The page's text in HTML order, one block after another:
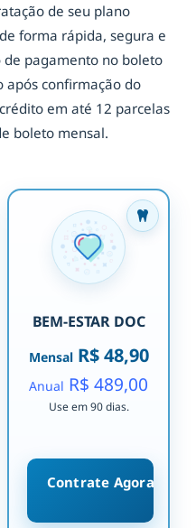
de seu plano
forma rápida, segura e
de pagamento no boleto
após confirmação do
em até 12 parcelas
boleto mensal.
BEM-ESTAR DOC
MensalR$ 48,90
Anual R$ 489,00
Use em 90 dias.
Contrate Agora